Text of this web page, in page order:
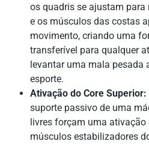
os quadris se ajustam
e os músculos das costas
movimento, criando uma
transferível para qualquer
levantar uma mala pesada
esporte.
Ativação do Core Superior:
suporte passivo de uma
livres forçam uma ativação
músculos estabilizadores